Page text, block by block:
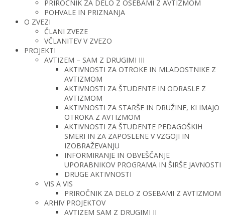
PRIROČNIK ZA DELO Z OSEBAMI Z AVTIZMOM
POHVALE IN PRIZNANJA
O ZVEZI
ČLANI ZVEZE
VČLANITEV V ZVEZO
PROJEKTI
AVTIZEM – SAM Z DRUGIMI III
AKTIVNOSTI ZA OTROKE IN MLADOSTNIKE Z
AVTIZMOM
AKTIVNOSTI ZA ŠTUDENTE IN ODRASLE Z
AVTIZMOM
AKTIVNOSTI ZA STARŠE IN DRUŽINE, KI IMAJO
OTROKA Z AVTIZMOM
AKTIVNOSTI ZA ŠTUDENTE PEDAGOŠKIH
SMERI IN ZA ZAPOSLENE V VZGOJI IN
IZOBRAŽEVANJU
INFORMIRANJE IN OBVEŠČANJE
UPORABNIKOV PROGRAMA IN ŠIRŠE JAVNOSTI
DRUGE AKTIVNOSTI
VIS A VIS
PRIROČNIK ZA DELO Z OSEBAMI Z AVTIZMOM
ARHIV PROJEKTOV
AVTIZEM SAM Z DRUGIMI II